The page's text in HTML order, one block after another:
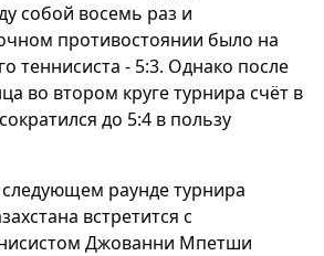
собой восемь раз и
противостоянии было на
теннисиста - 5:3. Однако после
во втором круге турнира счёт в
до 5:4 в пользу
раунде турнира
встретится с
Джованни Мпетши